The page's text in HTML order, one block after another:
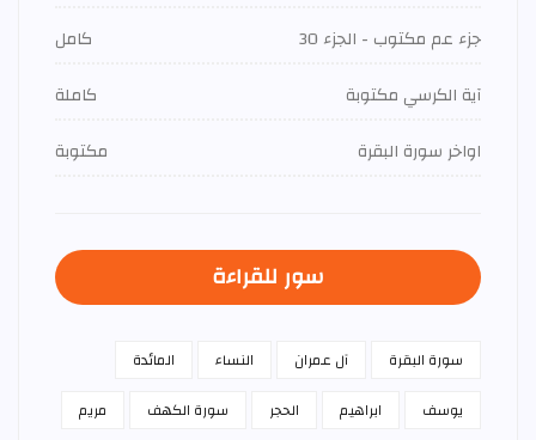
جزء عم مكتوب - الجزء 30
كامل
آية الكرسي مكتوبة
كاملة
اواخر سورة البقرة
مكتوبة
سور للقراءة
سورة البقرة آل عمران النساء
المائدة
يوسف
ابراهيم الحجر سورة الكهف
مريم